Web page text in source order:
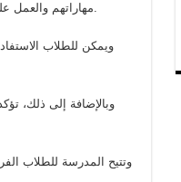
مهاراتهم والعمل على تطوير أفكارهم وتحقيق أهدافهم المهنية في مجال السمعي البصري والتسويق الرقمي.
ويمكن للطلاب
وبالإضافة إلى ذلك،
وتتيح المدرسة للطلاب